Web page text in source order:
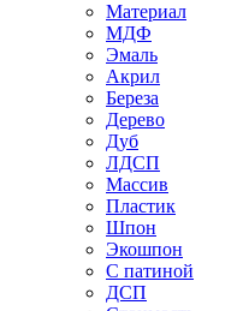
Материал
МДФ
Эмаль
Акрил
Береза
Дерево
Дуб
ЛДСП
Массив
Пластик
Шпон
Экошпон
С патиной
ДСП